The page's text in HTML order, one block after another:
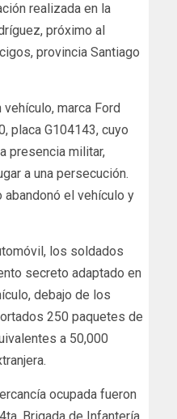
realizada en la
próximo al
provincia Santiago
marca Ford
placa G104143, cuyo
presencia militar,
a una persecución.
el vehículo y
los soldados
secreto adaptado en
debajo de los
250 paquetes de
a 50,000
ocupada fueron